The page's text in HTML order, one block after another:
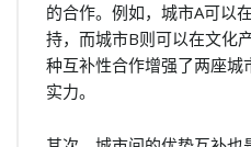
的合作。例如，城市A可以
持，而城市B则可以在文化
种互补性合作增强了两座
实力。